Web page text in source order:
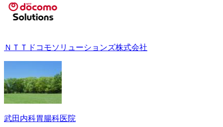
ＮＴＴドコモソリューションズ株式会社
武田内科胃腸科医院